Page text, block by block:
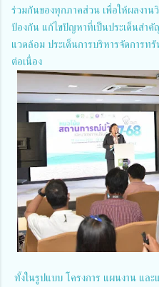
ร่วมกันของทุกภาคส่วน เพื่อให้ผลงา
ป้องกัน แก้ไขปัญหาที่เป็นประเด็นสำคั
แวดล้อม ประเด็นการบริหารจัดการท
ต่อเนื่อง
ทั้งในรูปแบบ โครงการ แผนงาน แล